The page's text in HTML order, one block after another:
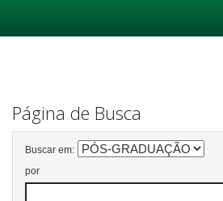
Página de Busca
Buscar em:
por